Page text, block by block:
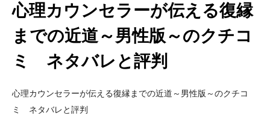
心理カウンセラーが伝える復縁
までの近道～男性版～のクチコ
ミ ネタバレと評判
心理カウンセラーが伝える復縁までの近道～男性版～のクチコ
ミ ネタバレと評判